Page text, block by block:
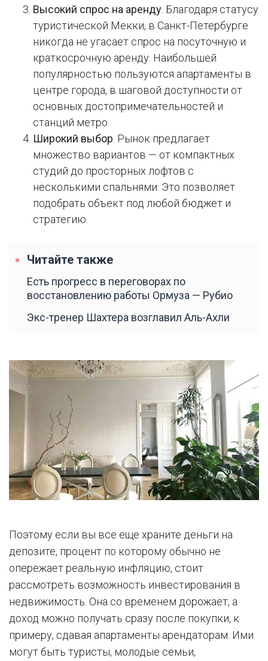
Высокий спрос на аренду . Благодаря статусу
туристической Мекки, в Санкт-Петербурге
никогда не угасает спрос на посуточную и
краткосрочную аренду. Наибольшей
популярностью пользуются апартаменты в
центре города, в шаговой доступности от
основных достопримечательностей и
станций метро.
Широкий выбор . Рынок предлагает
множество вариантов — от компактных
студий до просторных лофтов с
несколькими спальнями. Это позволяет
подобрать объект под любой бюджет и
стратегию.
Читайте также
Есть прогресс в переговорах по
восстановлению работы Ормуза — Рубио
Экс-тренер Шахтера возглавил Аль-Ахли
Поэтому если вы все еще храните деньги на
депозите, процент по которому обычно не
опережает реальную инфляцию, стоит
рассмотреть возможность инвестирования в
недвижимость. Она со временем дорожает, а
доход можно получать сразу после покупки, к
примеру, сдавая апартаменты арендаторам. Ими
могут быть туристы, молодые семьи,